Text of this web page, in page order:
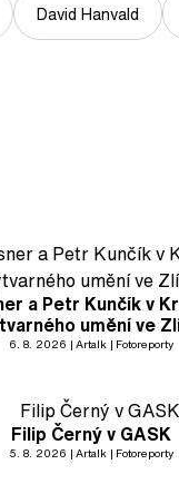
David Hanvald
a Petr Kunčík v
umění ve
6. 8. 2026 Artalk Fotoreporty
Filip Černý v GASK
5. 8. 2026 Artalk Fotoreporty